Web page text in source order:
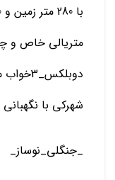
متریالی خاص و
دوبلکس_3خواب مستر
شهرکی با نگهبانی 24 ساعته
_جنگلی_نوساز_